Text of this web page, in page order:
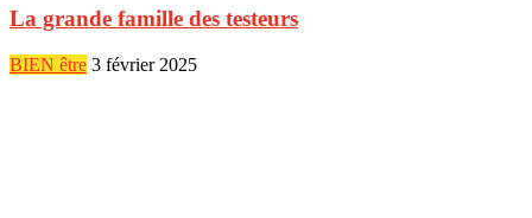
La grande famille des testeurs
BIEN être 3 février 2025